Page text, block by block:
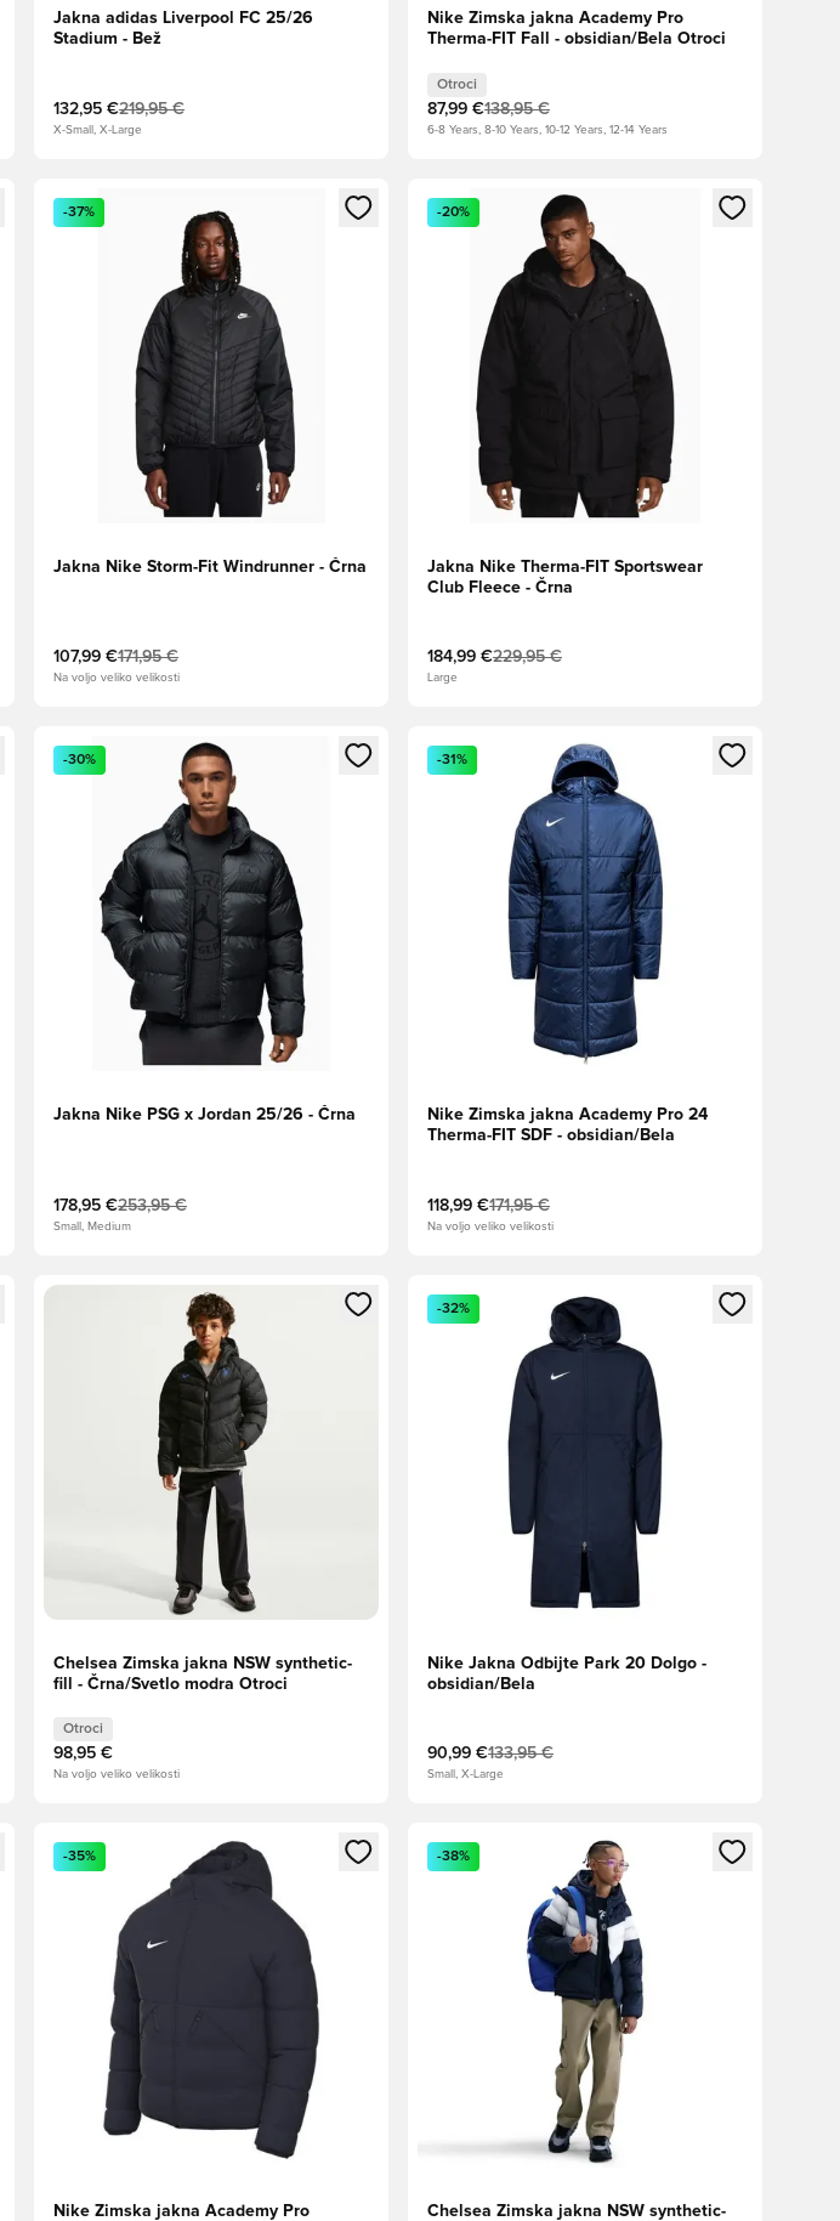
Jakna adidas Liverpool FC 25/26
Stadium - Bež
132,95 €219,95 €
X-Small, X-Large
Nike Zimska jakna Academy Pro
Therma-FIT Fall - obsidian/Bela Otroci
Otroci
87,99 €138,95 €
6-8 Years, 8-10 Years, 10-12 Years, 12-14 Years
Odpre Modal za prijavo ali vpis kot član
-37%
Jakna Nike Storm-Fit Windrunner - Črna
107,99 €171,95 €
Na voljo veliko velikosti
Odpre Modal za prijavo ali vpis kot član
-20%
Jakna Nike Therma-FIT Sportswear
Club Fleece - Črna
184,99 €229,95 €
Large
Odpre Modal za prijavo ali vpis kot član
-30%
Jakna Nike PSG x Jordan 25/26 - Črna
178,95 €253,95 €
Small, Medium
Odpre Modal za prijavo ali vpis kot član
-31%
Nike Zimska jakna Academy Pro 24
Therma-FIT SDF - obsidian/Bela
118,99 €171,95 €
Na voljo veliko velikosti
Odpre Modal za prijavo ali vpis kot član
Chelsea Zimska jakna NSW synthetic-
fill - Črna/Svetlo modra Otroci
Otroci
98,95 €
Na voljo veliko velikosti
Odpre Modal za prijavo ali vpis kot član
-32%
Nike Jakna Odbijte Park 20 Dolgo -
obsidian/Bela
90,99 €133,95 €
Small, X-Large
Odpre Modal za prijavo ali vpis kot član
-35%
Nike Zimska jakna Academy Pro
Odpre Modal za prijavo ali vpis kot član
-38%
Chelsea Zimska jakna NSW synthetic-